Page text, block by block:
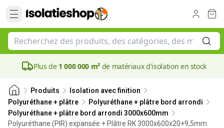
Plus de 1 000 000 m²de matériaux d'isolation en stock
Produits
Isolation avec finition
Polyuréthane + plâtre
Polyuréthane + plâtre bord arrondi
Polyuréthane + plâtre bord arrondi 3000x600mm
Polyuréthane (PIR) expansée + Plâtre RK 3000x600x20+9,5mm